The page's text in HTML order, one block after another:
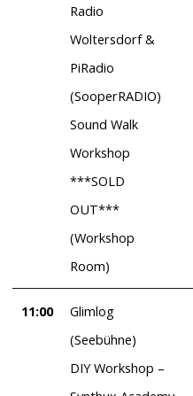
Radio
Woltersdorf &
PiRadio
(SooperRADIO)
Sound Walk
Workshop
***SOLD
OUT***
(Workshop
Room)
11:00
Glimlog
(Seebühne)
DIY Workshop –